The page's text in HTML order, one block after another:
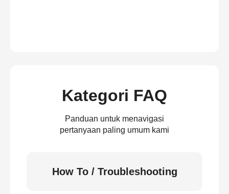
Kategori FAQ
Panduan untuk menavigasi
pertanyaan paling umum kami
How To / Troubleshooting